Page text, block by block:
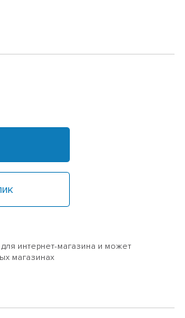
интернет-магазина и может
магазинах